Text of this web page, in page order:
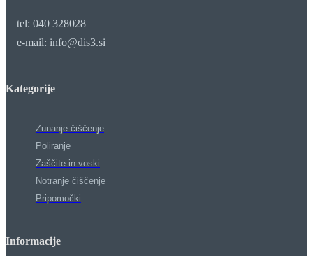
tel: 040 328028
e-mail: info@dis3.si
Kategorije
Zunanje čiščenje
Poliranje
Zaščite in voski
Notranje čiščenje
Pripomočki
Informacije